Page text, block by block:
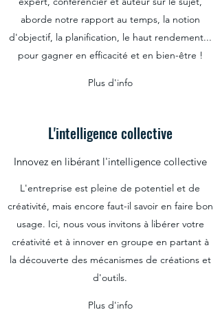
aborde notre rapport au temps, la notion
d'objectif, la planification, le haut rendement...
pour gagner en efficacité et en bien-être !
Plus d'info
L'intelligence collective
Innovez en libérant l'intelligence collective
L'entreprise est pleine de potentiel et de
créativité, mais encore faut-il savoir en faire bon
usage. Ici, nous vous invitons à libérer votre
créativité et à innover en groupe en partant à
la découverte des mécanismes de créations et
d'outils.
Plus d'info